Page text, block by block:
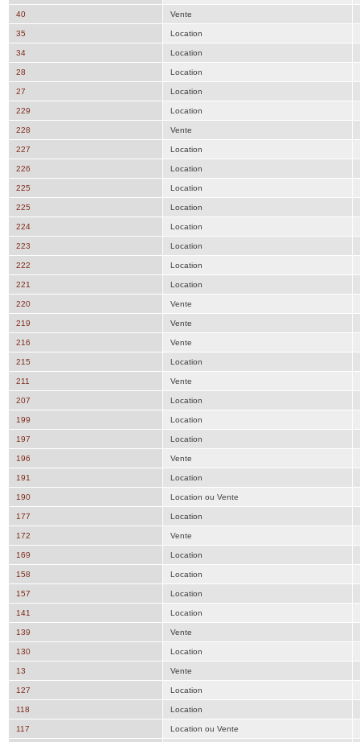
40 Vente
35 Location
34 Location
28 Location
27 Location
229 Location
228 Vente
227 Location
226 Location
225 Location
225 Location
224 Location
223 Location
222 Location
221 Location
220 Vente
219 Vente
216 Vente
215 Location
211 Vente
207 Location
199 Location
197 Location
196 Vente
191 Location
190 Location ou Vente
177 Location
172 Vente
169 Location
158 Location
157 Location
141 Location
139 Vente
130 Location
13 Vente
127 Location
118 Location
117 Location ou Vente